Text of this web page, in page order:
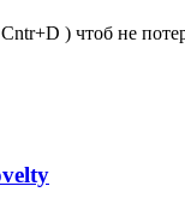
Cntr+D ) чтоб не